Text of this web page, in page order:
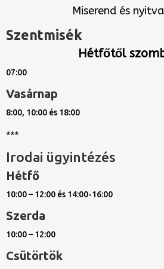
Miserend és
Szentmisék
Hétfőtől
07:00
Vasárnap
8:00, 10:00 és 18:00
***
Irodai ügyintézés
Hétfő
10:00 – 12:00 és 14:00-16:00
Szerda
10:00 – 12:00
Csütörtök